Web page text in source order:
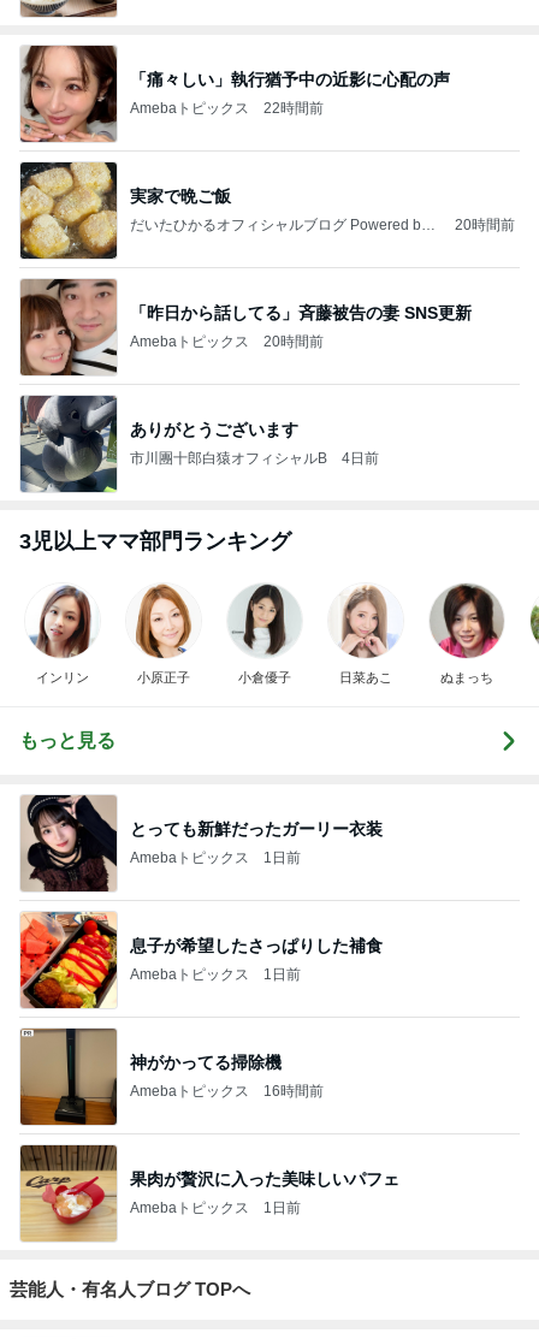
「痛々しい」執行猶予中の近影に心配の声
Amebaトピックス 22時間前
実家で晩ご飯
だいたひかるオフィシャルブログ Powered by
20時間前
「昨日から話してる」斉藤被告の妻 SNS更新
Amebaトピックス 20時間前
ありがとうございます
市川團十郎白猿オフィシャルB 4日前
3児以上ママ部門ランキング
インリン 小原正子 小倉優子 日菜あこ ぬまっち
もっと見る
とっても新鮮だったガーリー衣装
Amebaトピックス 1日前
息子が希望したさっぱりした補食
Amebaトピックス 1日前
神がかってる掃除機
Amebaトピックス 16時間前
果肉が贅沢に入った美味しいパフェ
Amebaトピックス 1日前
芸能人・有名人ブログ TOPへ